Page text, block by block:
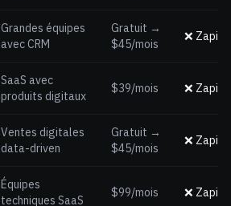
Grandes équipes
avec CRM
Gratuit →
$45/mois
❌ Zapier
SaaS avec
produits digitaux
$39/mois ❌ Zapier
Ventes digitales
data-driven
Gratuit →
$45/mois
❌ Zapier
Équipes
techniques SaaS
$99/mois ❌ Zapier